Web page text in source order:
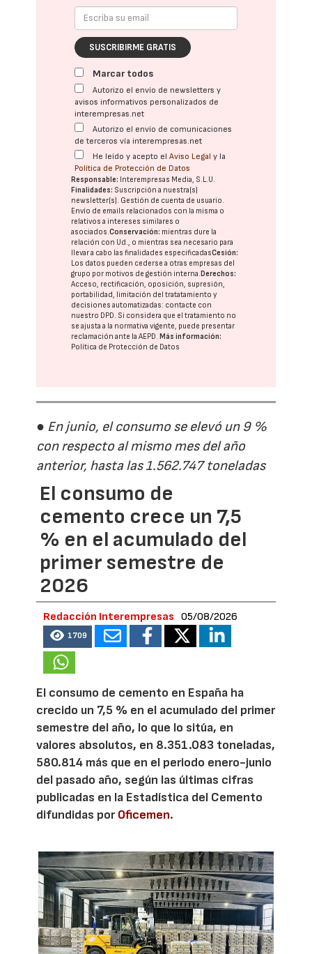
SUSCRIBIRME GRATIS
Marcar todos
Autorizo el envío de newsletters y
avisos informativos personalizados de
interempresas.net
Autorizo el envío de comunicaciones
de terceros vía interempresas.net
He leído y acepto elAviso Legal y la
Política de Protección de Datos
Responsable: Interempresas Media, S.L.U.
Finalidades: Suscripción a nuestra(s)
newsletter(s). Gestión de cuenta de usuario.
Envío de emails relacionados con la misma o
relativos a intereses similares o
asociados.Conservación: mientras dure la
relación con Ud., o mientras sea necesario para
llevar a cabo las finalidades especificadasCesión:
Los datos pueden cederse a otras empresas del
grupo por motivos de gestión interna.Derechos:
Acceso, rectificación, oposición, supresión,
portabilidad, limitación del tratatamiento y
decisiones automatizadas: contacte con
nuestro DPD. Si considera que el tratamiento no
se ajusta a la normativa vigente, puede presentar
reclamación ante laAEPD.Más información:
Política de Protección de Datos
● En junio, el consumo se elevó un 9 %
con respecto al mismo mes del año
anterior, hasta las 1.562.747 toneladas
El consumo de
cemento crece un 7,5
% en el acumulado del
primer semestre de
2026
Redacción Interempresas 05/08/2026
1709
El consumo de cemento en España ha
crecido un 7,5 % en el acumulado del primer
semestre del año, lo que lo sitúa, en
valores absolutos, en 8.351.083 toneladas,
580.814 más que en el periodo enero-junio
del pasado año, según las últimas cifras
publicadas en la Estadística del Cemento
difundidas porOficemen.